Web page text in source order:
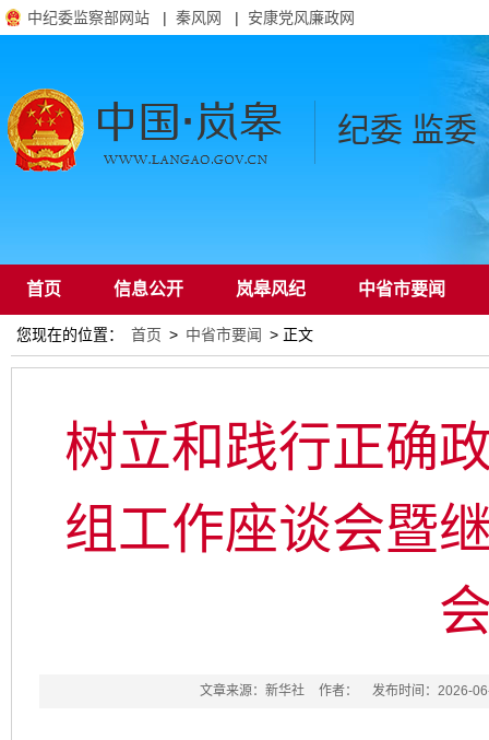
中纪委监察部网站 | 秦风网 | 安康党风廉政网
纪委 监委
首页 信息公开 岚皋风纪 中省市要闻
通知公告
您现在的位置： 首页 > 中省市要闻 > 正文
树立和践行正确
组工作座谈会暨
文章来源：新华社 作者： 发布时间：2026-